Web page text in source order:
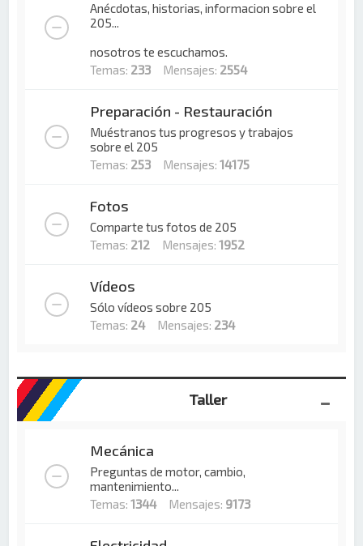
Anécdotas, historias, informacion sobre el
205...
nosotros te escuchamos.
Temas: 233 Mensajes: 2554
Preparación - Restauración
Muéstranos tus progresos y trabajos
sobre el 205
Temas: 253 Mensajes:14175
Fotos
Comparte tus fotos de 205
Temas: 212 Mensajes:1952
Vídeos
Sólo vídeos sobre 205
Temas: 24Mensajes: 234
Taller
Mecánica
Preguntas de motor, cambio,
mantenimiento...
Temas:1344Mensajes: 9173